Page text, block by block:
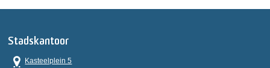
Stadskantoor
Kasteelplein 5